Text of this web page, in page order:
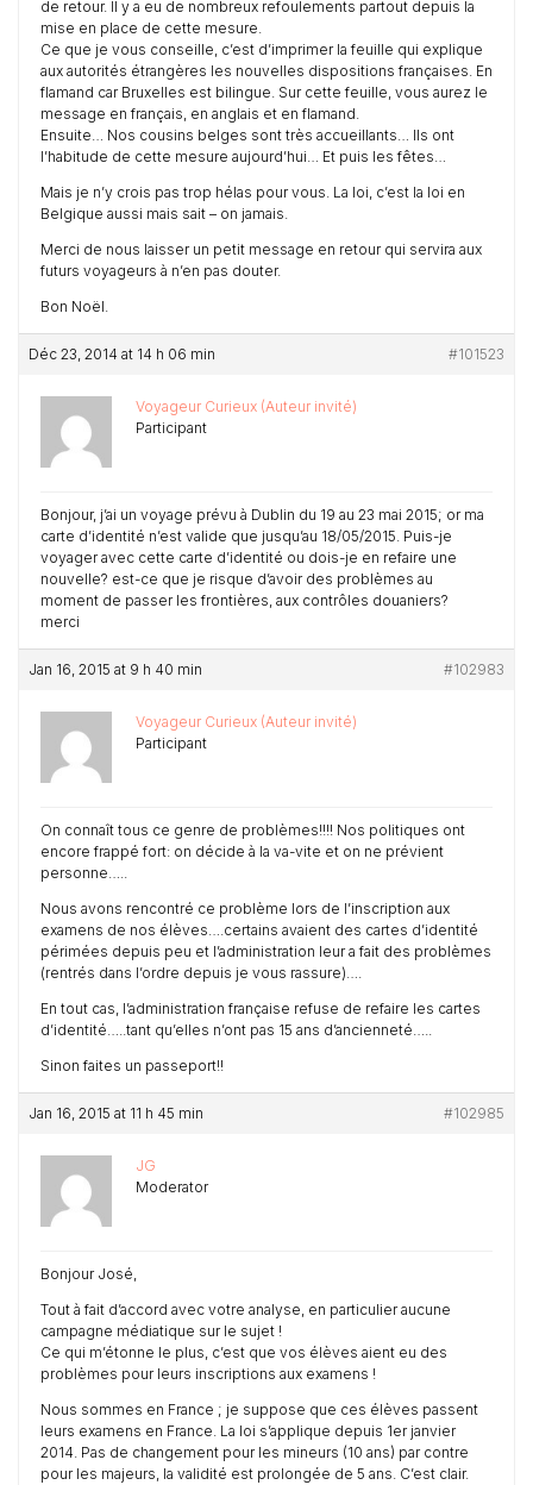
de retour. Il y a eu de nombreux refoulements partout depuis la
mise en place de cette mesure.
Ce que je vous conseille, c’est d’imprimer la feuille qui explique
aux autorités étrangères les nouvelles dispositions françaises. En
flamand car Bruxelles est bilingue. Sur cette feuille, vous aurez le
message en français, en anglais et en flamand.
Ensuite… Nos cousins belges sont très accueillants… Ils ont
l’habitude de cette mesure aujourd’hui… Et puis les fêtes…
Mais je n’y crois pas trop hélas pour vous. La loi, c’est la loi en
Belgique aussi mais sait – on jamais.
Merci de nous laisser un petit message en retour qui servira aux
futurs voyageurs à n’en pas douter.
Bon Noël.
Déc 23, 2014 at 14 h 06 min #101523
Voyageur Curieux (Auteur invité)
Participant
Bonjour, j’ai un voyage prévu à Dublin du 19 au 23 mai 2015; or ma
carte d’identité n’est valide que jusqu’au 18/05/2015. Puis-je
voyager avec cette carte d’identité ou dois-je en refaire une
nouvelle? est-ce que je risque d’avoir des problèmes au
moment de passer les frontières, aux contrôles douaniers?
merci
Jan 16, 2015 at 9 h 40 min #102983
Voyageur Curieux (Auteur invité)
Participant
On connaît tous ce genre de problèmes!!!! Nos politiques ont
encore frappé fort: on décide à la va-vite et on ne prévient
personne…..
Nous avons rencontré ce problème lors de l’inscription aux
examens de nos élèves….certains avaient des cartes d’identité
périmées depuis peu et l’administration leur a fait des problèmes
(rentrés dans l’ordre depuis je vous rassure)….
En tout cas, l’administration française refuse de refaire les cartes
d’identité…..tant qu’elles n’ont pas 15 ans d’ancienneté…..
Sinon faites un passeport!!
Jan 16, 2015 at 11 h 45 min #102985
JG
Moderator
Bonjour José,
Tout à fait d’accord avec votre analyse, en particulier aucune
campagne médiatique sur le sujet !
Ce qui m’étonne le plus, c’est que vos élèves aient eu des
problèmes pour leurs inscriptions aux examens !
Nous sommes en France ; je suppose que ces élèves passent
leurs examens en France. La loi s’applique depuis 1er janvier
2014. Pas de changement pour les mineurs (10 ans) par contre
pour les majeurs, la validité est prolongée de 5 ans. C’est clair.